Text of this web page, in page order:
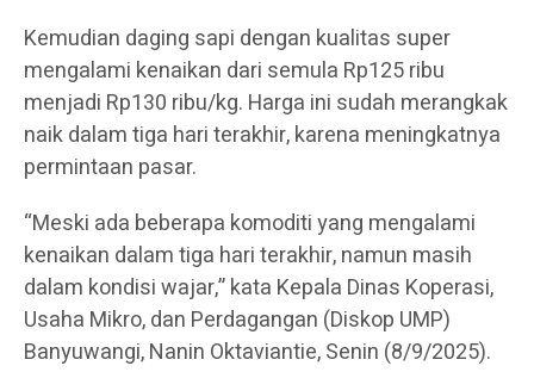
Kemudian daging sapi dengan kualitas super
mengalami kenaikan dari semula Rp125 ribu
menjadi Rp130 ribu/kg. Harga ini sudah merangkak
naik dalam tiga hari terakhir, karena meningkatnya
permintaan pasar.
“Meski ada beberapa komoditi yang mengalami
kenaikan dalam tiga hari terakhir, namun masih
dalam kondisi wajar,” kata Kepala Dinas Koperasi,
Usaha Mikro, dan Perdagangan (Diskop UMP)
Banyuwangi, Nanin Oktaviantie, Senin (8/9/2025).